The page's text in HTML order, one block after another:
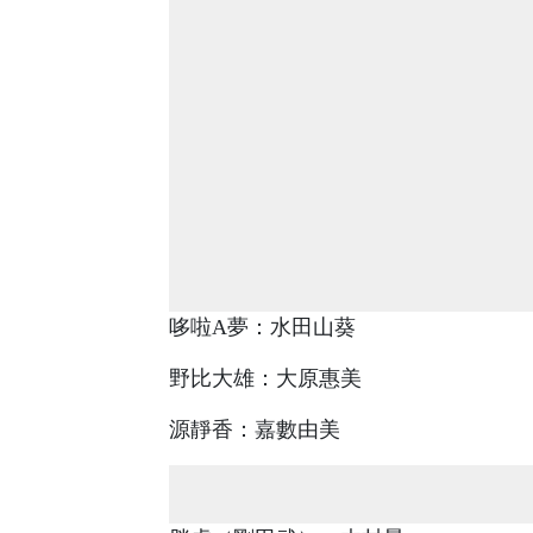
哆啦A夢：水田山葵
野比大雄：大原惠美
源靜香：嘉數由美